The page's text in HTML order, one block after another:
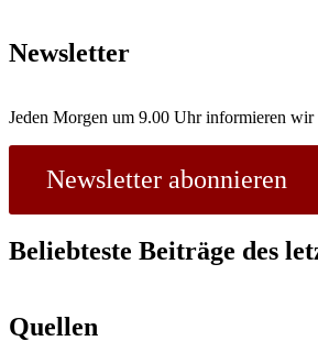
Newsletter
Jeden Morgen um 9.00 Uhr informieren
Newsletter abonnieren
Beliebteste Beiträge des
Quellen